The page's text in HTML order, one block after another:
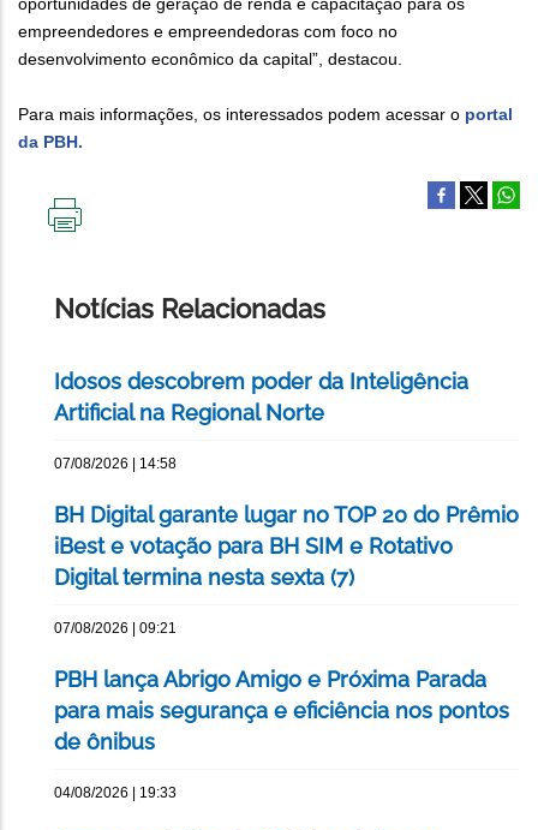
oportunidades de geração de renda e capacitação para os
empreendedores e empreendedoras com foco no
desenvolvimento econômico da capital”, destacou.
Para mais informações, os interessados podem acessar o portal
da PBH.
Notícias Relacionadas
Idosos descobrem poder da Inteligência
Artificial na Regional Norte
07/08/2026 | 14:58
BH Digital garante lugar no TOP 20 do Prêmio
iBest e votação para BH SIM e Rotativo
Digital termina nesta sexta (7)
07/08/2026 | 09:21
PBH lança Abrigo Amigo e Próxima Parada
para mais segurança e eficiência nos pontos
de ônibus
04/08/2026 | 19:33